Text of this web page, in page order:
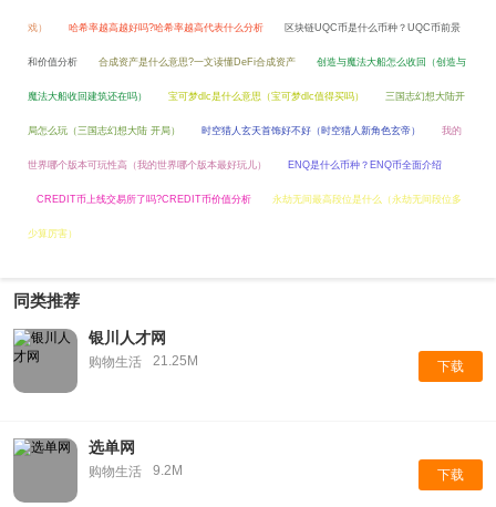
戏） 哈希率越高越好吗?哈希率越高代表什么分析 区块链UQC币是什么币种？UQC币前景
和价值分析 合成资产是什么意思?一文读懂DeFi合成资产 创造与魔法大船怎么收回（创造与
魔法大船收回建筑还在吗） 宝可梦dlc是什么意思（宝可梦dlc值得买吗） 三国志幻想大陆开
局怎么玩（三国志幻想大陆 开局） 时空猎人玄天首饰好不好（时空猎人新角色玄帝） 我的
世界哪个版本可玩性高（我的世界哪个版本最好玩儿） ENQ是什么币种？ENQ币全面介绍
CREDIT币上线交易所了吗?CREDIT币价值分析 永劫无间最高段位是什么（永劫无间段位多
少算厉害）
同类推荐
银川人才网
购物生活 21.25M 下载
选单网
购物生活 9.2M 下载